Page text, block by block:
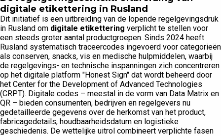
digitale etikettering in Rusland
Dit initiatief is een uitbreiding van de lopende regelgevingsdruk
in Rusland om digitale etikettering verplicht te stellen voor
een steeds groter aantal productgroepen. Sinds 2024 heeft
Rusland systematisch traceercodes ingevoerd voor categorieën
als conserven, snacks, vis en medische hulpmiddelen, waarbij
de regelgevings- en technische inspanningen zich concentreren
op het digitale platform "Honest Sign" dat wordt beheerd door
het Center for the Development of Advanced Technologies
(CRPT). Digitale codes – meestal in de vorm van Data Matrix en
QR – bieden consumenten, bedrijven en regelgevers nu
gedetailleerde gegevens over de herkomst van het product,
fabricagedetails, houdbaarheidsdatum en logistieke
geschiedenis. De wettelijke uitrol combineert verplichte fasen